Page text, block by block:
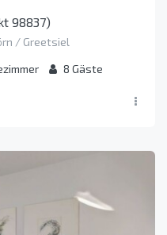
98837)
/ Greetsiel
8 Gäste